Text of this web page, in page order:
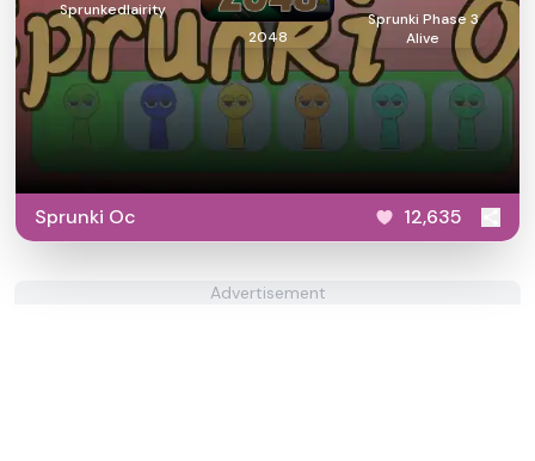
Sprunkedlairity
2048
Sprunki Phase 3
Alive
Sprunki Oc 12,635
Advertisement